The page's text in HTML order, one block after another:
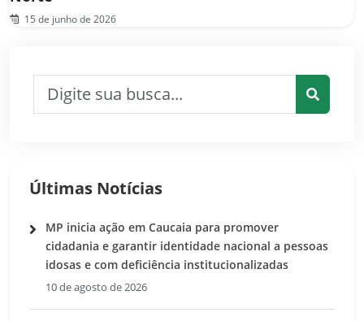
15 de junho de 2026
Últimas Notícias
MP inicia ação em Caucaia para promover
cidadania e garantir identidade nacional a pessoas
idosas e com deficiência institucionalizadas
10 de agosto de 2026